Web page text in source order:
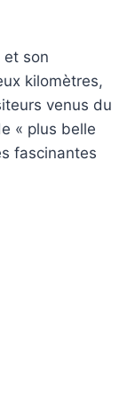
son
kilomètres,
venus du
« plus belle
fascinantes